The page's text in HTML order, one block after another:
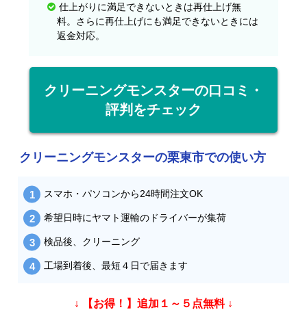
仕上がりに満足できないときは再仕上げ無
料。さらに再仕上げにも満足できないときには
返金対応。
クリーニングモンスターの口コミ・
評判をチェック
クリーニングモンスターの栗東市での使い方
スマホ・パソコンから24時間注文OK
希望日時にヤマト運輸のドライバーが集荷
検品後、クリーニング
工場到着後、最短４日で届きます
↓ 【お得！】追加１～５点無料 ↓